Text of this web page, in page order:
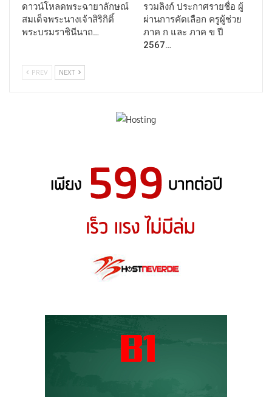
ดาวน์โหลดพระฉายาลักษณ์
สมเด็จพระนางเจ้าสิริกิติ์
พระบรมราชินีนาถ…
รวมลิงก์ ประกาศรายชื่อ ผู้
ผ่านการคัดเลือก ครูผู้ช่วย
ภาค ก และ ภาค ข ปี
2567…
PREV NEXT